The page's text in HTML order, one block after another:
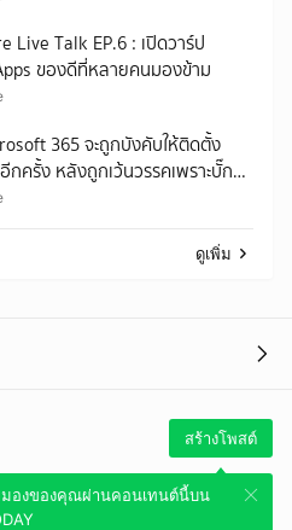
Live Talk EP.6 : เปิดวาร์ป
ของดีที่หลายคนมองข้าม
365 จะถูกบังคับให้ติดตั้ง
กครั้ง หลังถูกเว้นวรรคเพราะบั๊ก
จำนวนมาก
ดูเพิ่ม
สร้างโพสต์
องของคุณผ่านคอนเทนต์นี้บน